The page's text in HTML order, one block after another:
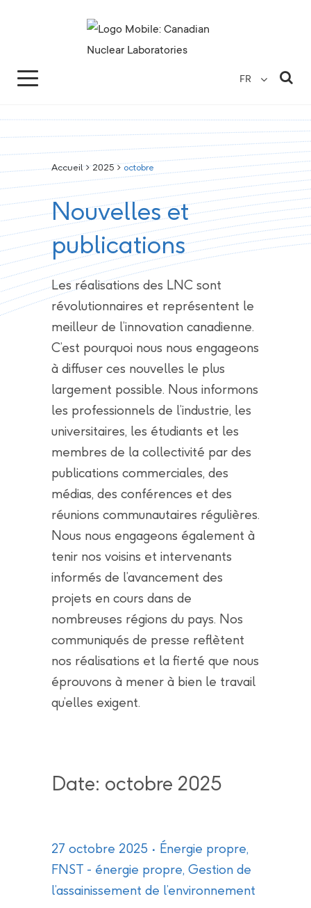
FR
Accueil>2025>octobre
Nouvelles et
publications
Les réalisations des LNC sont
révolutionnaires et représentent le
meilleur de l’innovation canadienne.
C’est pourquoi nous nous engageons
à diffuser ces nouvelles le plus
largement possible. Nous informons
les professionnels de l’industrie, les
universitaires, les étudiants et les
membres de la collectivité par des
publications commerciales, des
médias, des conférences et des
réunions communautaires régulières.
Nous nous engageons également à
tenir nos voisins et intervenants
informés de l’avancement des
projets en cours dans de
nombreuses régions du pays. Nos
communiqués de presse reflètent
nos réalisations et la fierté que nous
éprouvons à mener à bien le travail
qu’elles exigent.
Date: octobre 2025
27 octobre 2025 Énergie propre,
FNST - énergie propre, Gestion de
l’assainissement de l’environnement